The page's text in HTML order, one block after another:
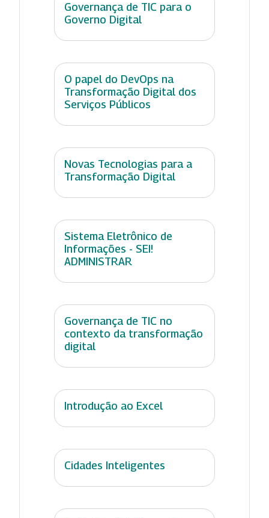
Governança de TIC para o
Governo Digital
O papel do DevOps na
Transformação Digital dos
Serviços Públicos
Novas Tecnologias para a
Transformação Digital
Sistema Eletrônico de
Informações - SEI!
ADMINISTRAR
Governança de TIC no
contexto da transformação
digital
Introdução ao Excel
Cidades Inteligentes